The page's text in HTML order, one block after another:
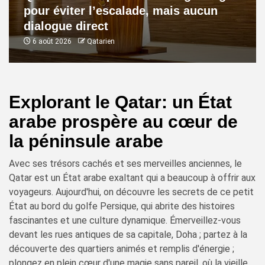
pour éviter l’escalade, mais aucun
dialogue direct
6 août 2026 Qatarien
Explorant le Qatar: un État
arabe prospère au cœur de
la péninsule arabe
Avec ses trésors cachés et ses merveilles anciennes, le
Qatar est un État arabe exaltant qui a beaucoup à offrir aux
voyageurs. Aujourd'hui, on découvre les secrets de ce petit
État au bord du golfe Persique, qui abrite des histoires
fascinantes et une culture dynamique. Émerveillez-vous
devant les rues antiques de sa capitale, Doha ; partez à la
découverte des quartiers animés et remplis d'énergie ;